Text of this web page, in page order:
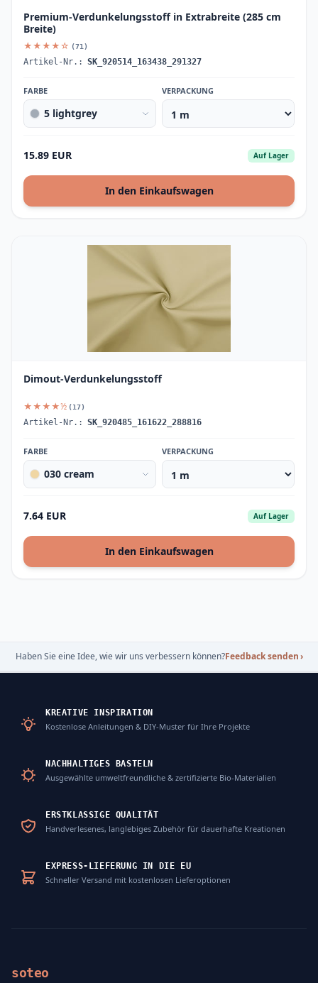
Premium-Verdunkelungsstoff in Extrabreite (285 cm
Breite)
★★★★☆ (71)
Artikel-Nr.: SK_920514_163438_291327
FARBE
5 lightgrey
VERPACKUNG
15.89 EUR Auf Lager
In den Einkaufswagen
Dimout-Verdunkelungsstoff
★★★★½ (17)
Artikel-Nr.: SK_920485_161622_288816
FARBE
030 cream
VERPACKUNG
7.64 EUR Auf Lager
In den Einkaufswagen
Haben Sie eine Idee, wie wir uns verbessern können?Feedback senden›
KREATIVE INSPIRATION
Kostenlose Anleitungen & DIY-Muster für Ihre Projekte
NACHHALTIGES BASTELN
Ausgewählte umweltfreundliche & zertifizierte Bio-Materialien
ERSTKLASSIGE QUALITÄT
Handverlesenes, langlebiges Zubehör für dauerhafte Kreationen
EXPRESS-LIEFERUNG IN DIE EU
Schneller Versand mit kostenlosen Lieferoptionen
soteo